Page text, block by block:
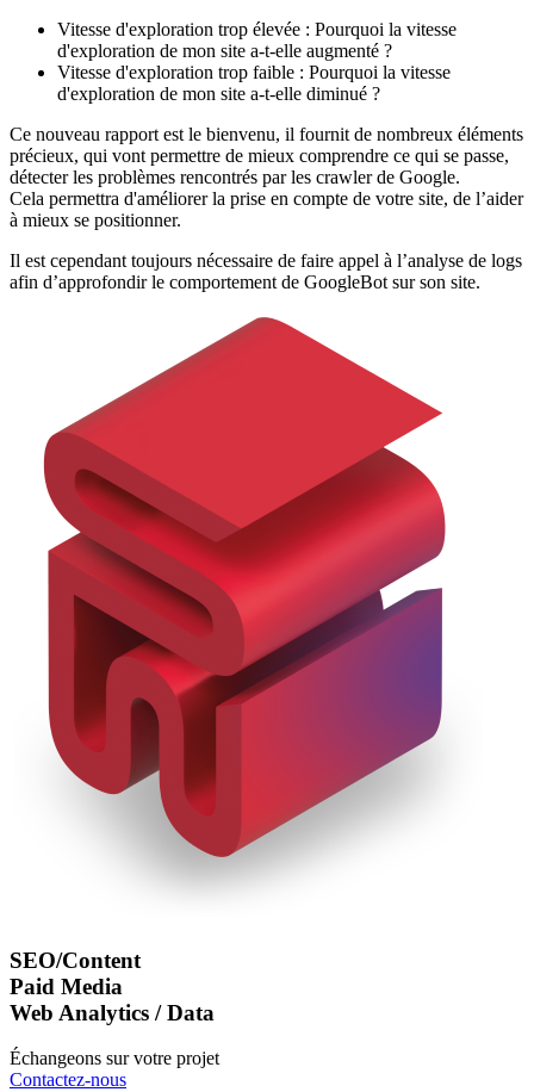
Vitesse d'exploration trop élevée : Pourquoi la vitesse
d'exploration de mon site a-t-elle augmenté ?
Vitesse d'exploration trop faible : Pourquoi la vitesse
d'exploration de mon site a-t-elle diminué ?
Ce nouveau rapport est le bienvenu, il fournit de nombreux éléments
précieux, qui vont permettre de mieux comprendre ce qui se passe,
détecter les problèmes rencontrés par les crawler de Google.
Cela permettra d'améliorer la prise en compte de votre site, de l’aider
à mieux se positionner.
Il est cependant toujours nécessaire de faire appel à l’analyse de logs
afin d’approfondir le comportement de GoogleBot sur son site.
SEO/Content
Paid Media
Web Analytics / Data
Échangeons sur votre projet
Contactez-nous